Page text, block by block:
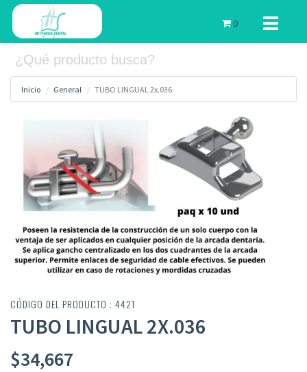
Toggle
0
Inicio General TUBO LINGUAL 2x.036
CÓDIGO DEL PRODUCTO : 4421
TUBO LINGUAL 2X.036
$34,667